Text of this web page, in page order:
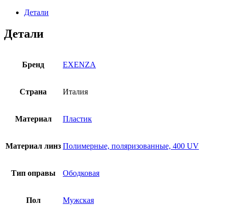
Детали
Детали
Бренд EXENZA
Страна Италия
Материал Пластик
Материал линз Полимерные, поляризованные, 400 UV
Тип оправы Ободковая
Пол Мужская